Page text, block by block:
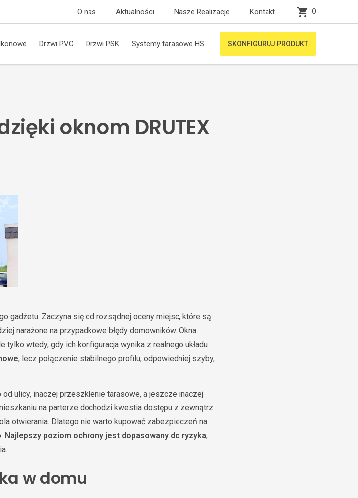
O nas Aktualności Nasze Realizacje Kontakt 0
Drzwi PVC Drzwi PSK Systemy tarasowe HS SKONFIGURUJ PRODUKT
oknom DRUTEX
gadżetu. Zaczyna się od rozsądnej oceny miejsc, które są
narażone na przypadkowe błędy domowników. Okna
tylko wtedy, gdy ich konfiguracja wynika z realnego układu
, lecz połączenie stabilnego profilu, odpowiedniej szyby,
ulicy, inaczej przeszklenie tarasowe, a jeszcze inaczej
na parterze dochodzi kwestia dostępu z zewnątrz
otwierania. Dlatego nie warto kupować zabezpieczeń na
Najlepszy poziom ochrony jest dopasowany do ryzyka,
w domu